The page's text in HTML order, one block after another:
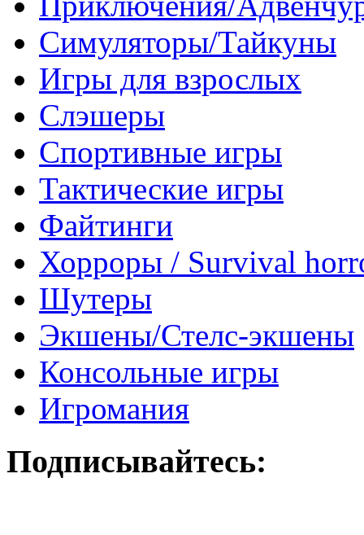
Симуляторы/Тайкуны
Игры для взрослых
Слэшеры
Спортивные игры
Тактические игры
Файтинги
Хорроры / Survival
Шутеры
Экшены/Стелс-экшены
Консольные игры
Игромания
Подписывайтесь: